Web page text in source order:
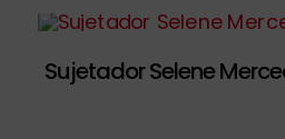
Sujetador Selene